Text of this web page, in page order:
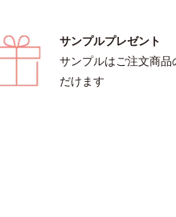
サンプルプレゼント
サンプルはご注文商
だけます